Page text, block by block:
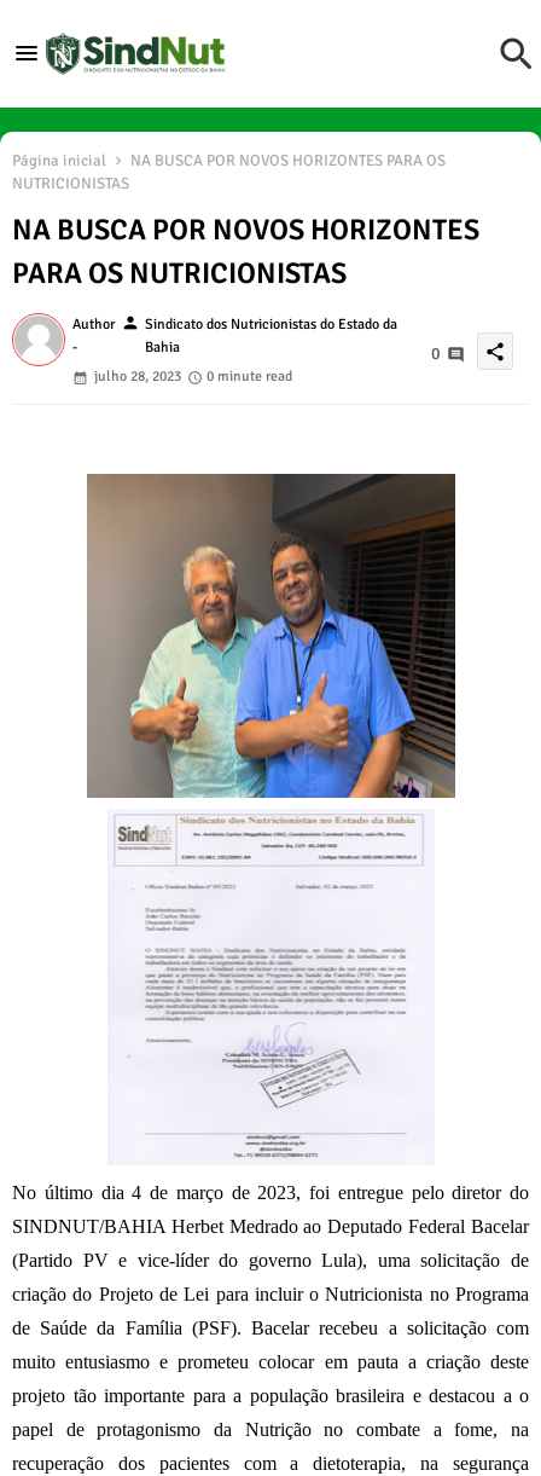
Página inicial
NA BUSCA POR NOVOS HORIZONTES PARA OS
NUTRICIONISTAS
NA BUSCA POR NOVOS HORIZONTES
PARA OS NUTRICIONISTAS
Author
-
person Sindicato dos Nutricionistas do Estado da
Bahia
julho 28, 2023
0 minute read
0 share
No último dia 4 de março de 2023, foi entregue pelo diretor do
SINDNUT/BAHIA Herbet Medrado ao Deputado Federal Bacelar
(Partido PV e vice-líder do governo Lula), uma solicitação de
criação do Projeto de Lei para incluir o Nutricionista no Programa
de Saúde da Família (PSF). Bacelar recebeu a solicitação com
muito entusiasmo e prometeu colocar em pauta a criação deste
projeto tão importante para a população brasileira e destacou a o
papel de protagonismo da Nutrição no combate a fome, na
recuperação dos pacientes com a dietoterapia, na segurança